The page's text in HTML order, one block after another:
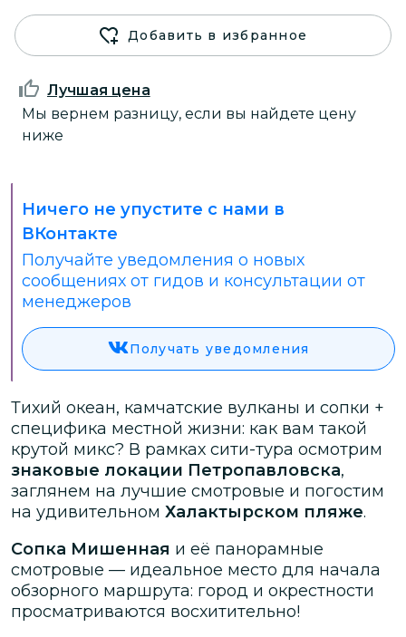
Добавить в избранное
Лучшая цена
Мы вернем разницу, если вы найдете цену
ниже
Ничего не упустите с нами в
ВКонтакте
Получайте уведомления о новых
сообщениях от гидов и консультации от
менеджеров
Получать уведомления
Тихий океан, камчатские вулканы и сопки +
специфика местной жизни: как вам такой
крутой микс? В рамках сити-тура осмотрим
знаковые локации Петропавловска,
заглянем на лучшие смотровые и погостим
на удивительном Халактырском пляже.
Сопка Мишенная и её панорамные
смотровые — идеальное место для начала
обзорного маршрута: город и окрестности
просматриваются восхитительно!